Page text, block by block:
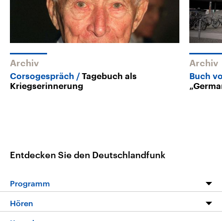
Archiv
Corsogespräch
Tagebuch als
Kriegserinnerung
Archiv
Buch
Entdecken Sie den Deutschlandfunk
Programm
Programm
Hören